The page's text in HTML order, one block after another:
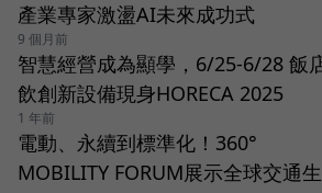
產業專家激盪AI未來成功式
9 個月前
智慧經營成為顯學，6/25-6/28 飯
飲創新設備現身HORECA 2025
1 年前
電動、永續到標準化！360°
MOBILITY FORUM展示全球交通